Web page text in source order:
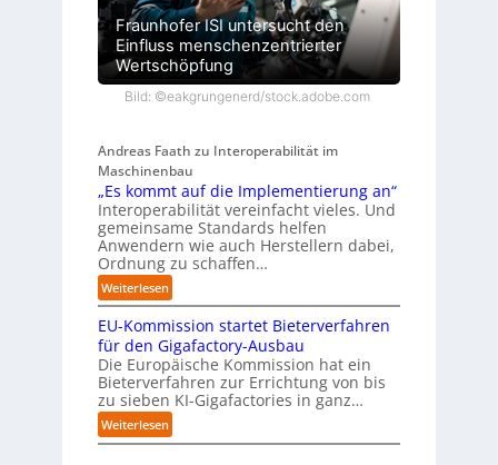
Fraunhofer ISI untersucht den
Einfluss menschenzentrierter
Wertschöpfung
Bild: ©eakgrungenerd/stock.adobe.com
Andreas Faath zu Interoperabilität im
Maschinenbau
„Es kommt auf die Implementierung an“
Interoperabilität vereinfacht vieles. Und
gemeinsame Standards helfen
Anwendern wie auch Herstellern dabei,
Ordnung zu schaffen…
Weiterlesen:
„
E
s
k
o
m
m
t
EU-Kommission startet Bieterverfahren
für den Gigafactory-Ausbau
Die Europäische Kommission hat ein
Bieterverfahren zur Errichtung von bis
zu sieben KI-Gigafactories in ganz…
Weiterlesen:
E